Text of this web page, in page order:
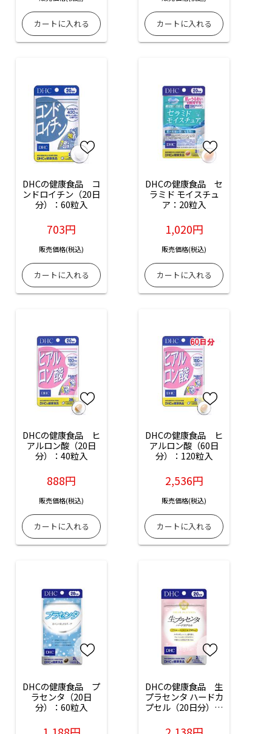
DHCの健康食品　コ
ンドロイチン（20日
分）：60粒入
703円
販売価格(税込)
DHCの健康食品　セ
ラミド モイスチュ
ア：20粒入
1,020円
販売価格(税込)
DHCの健康食品　ヒ
アルロン酸（20日
分）：40粒入
888円
販売価格(税込)
DHCの健康食品　ヒ
アルロン酸（60日
分）：120粒入
2,536円
販売価格(税込)
DHCの健康食品　プ
ラセンタ（20日
分）：60粒入
DHCの健康食品　生
プラセンタ ハードカ
プセル（20日分）：